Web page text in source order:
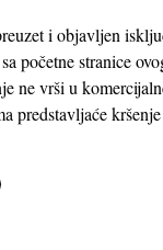
i objavljen
početne stranice
ne vrši u
predstavljaće